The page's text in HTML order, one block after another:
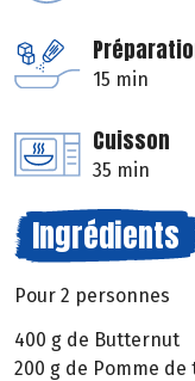
15 min
Cuisson
35 min
Ingrédients
Pour 2 personnes
400 g de Butternut
200 g de Pomme de